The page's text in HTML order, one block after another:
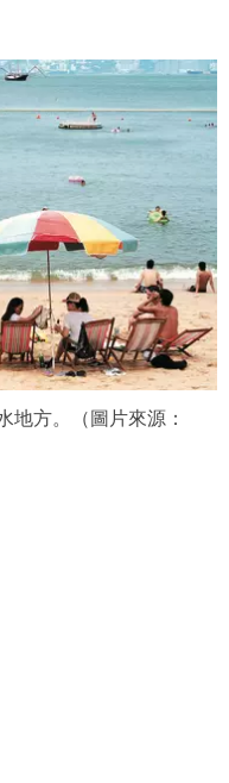
地方。（圖片來源：